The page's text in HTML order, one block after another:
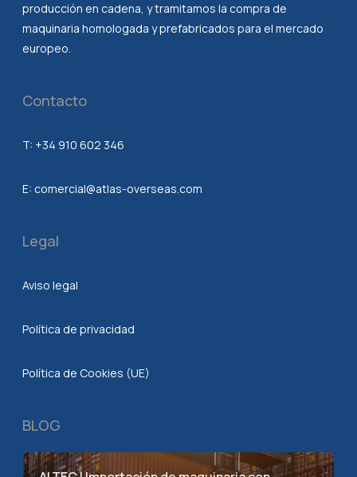
producción en cadena, y tramitamos la compra de
maquinaria homologada y prefabricados para el mercado
europeo.
Contacto
T: +34 910 602 346
E: comercial@atlas-overseas.com
Legal
Aviso legal
Política de privacidad
Política de Cookies (UE)
BLOG